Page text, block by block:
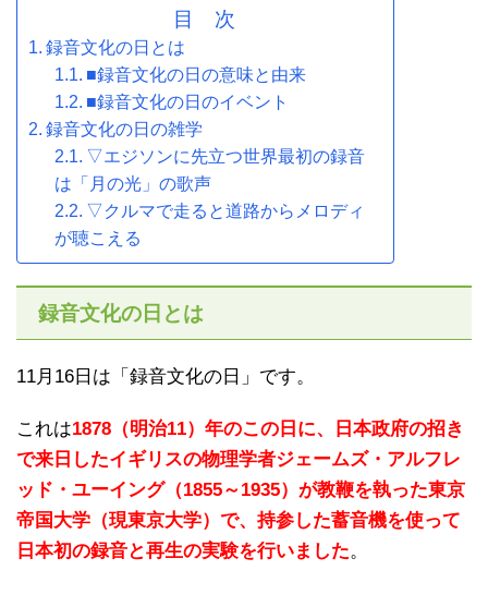
目 次
録音文化の日とは
■録音文化の日の意味と由来
■録音文化の日のイベント
録音文化の日の雑学
▽エジソンに先立つ世界最初の録音
は「月の光」の歌声
▽クルマで走ると道路からメロディ
が聴こえる
録音文化の日とは
11月16日は「録音文化の日」です。
これは1878（明治11）年のこの日に、日本政府の招き
で来日したイギリスの物理学者ジェームズ・アルフレ
ッド・ユーイング（1855～1935）が教鞭を執った東京
帝国大学（現東京大学）で、持参した蓄音機を使って
日本初の録音と再生の実験を行いました。